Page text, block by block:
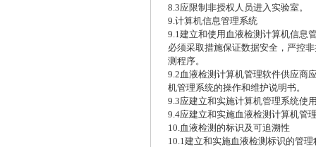
8.3应限制非授权人员进入实验室。
9.计算机信息管理系统
9.1建立和使用血液检测计算机信息
必须采取措施保证数据安全，严控
测程序。
9.2血液检测计算机管理软件供应商
机管理系统的操作和维护说明书。
9.3应建立和实施计算机管理系统使
9.4应建立和实施血液检测计算机管
10.血液检测的标识及可追溯性
10.1建立和实施血液检测标识的管